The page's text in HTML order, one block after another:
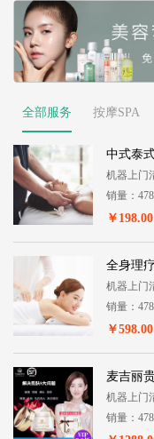
全部服务 按摩SPA
中式泰
机器上门
销量：478
￥198.00
全身理
机器上门
销量：478
￥598.00
麦吉丽
机器上门
销量：478